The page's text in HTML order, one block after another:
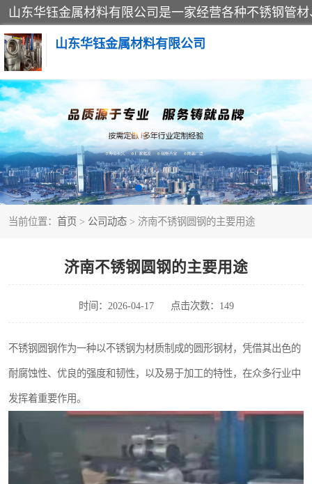
山东华钰金属材料有限公司
当前位置： 首页 > 公司动态 > 济南不锈钢圆钢的主要用途
济南不锈钢圆钢的主要用途
时间：2026-04-17 点击次数：149
不锈钢圆钢作为一种以不锈钢为材质制成的圆形钢材，凭借其出色的
耐腐蚀性、优良的强度和韧性，以及易于加工的特性，在众多行业中
发挥着重要作用。
不锈钢管
管件标准件
不锈钢人孔
不锈钢角钢
不锈钢板